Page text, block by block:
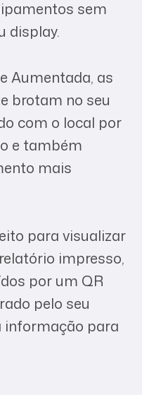
sem
display.
Aumentada, as
brotam no seu
com o local por
e também
mais
para visualizar
impresso,
por um QR
pelo seu
informação para